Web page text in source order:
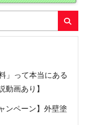
」って本当にある
画あり】
ンペーン】外壁塗